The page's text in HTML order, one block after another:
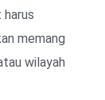
memang
wilayah